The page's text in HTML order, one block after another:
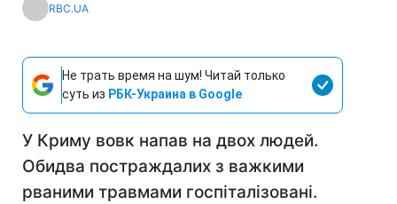
RBC.UA
Не трать время на шум! Читай только
суть из РБК-Украина в Google
У Криму вовк напав на двох людей.
Обидва постраждалих з важкими
рваними травмами госпіталізовані.